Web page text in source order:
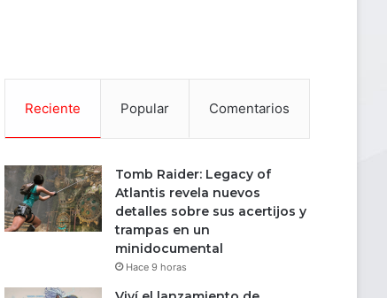
Reciente Popular Comentarios
Tomb Raider: Legacy of
Atlantis revela nuevos
detalles sobre sus acertijos y
trampas en un
minidocumental
Hace 9 horas